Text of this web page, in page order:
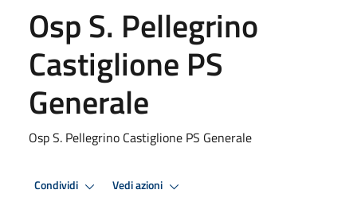
Osp S. Pellegrino
Castiglione PS
Generale
Osp S. Pellegrino Castiglione PS Generale
Condividi Vedi azioni